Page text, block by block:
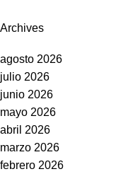
Archives
agosto 2026
julio 2026
junio 2026
mayo 2026
abril 2026
marzo 2026
febrero 2026